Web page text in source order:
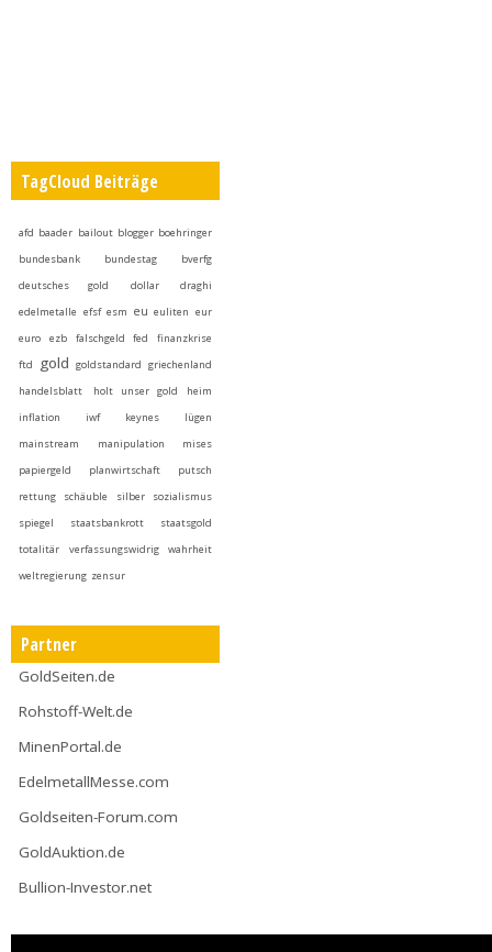
TagCloud Beiträge
afd baader bailout blogger boehringer
bundesbank
bundestag
bverfg
deutsches gold
dollar
draghi
edelmetalle efsf esm eu euliten eur
euro
ezb falschgeld fed
finanzkrise
ftd
gold goldstandard griechenland
handelsblatt
holt unser gold heim
inflation
iwf keynes
lügen
mainstream
manipulation
mises
papiergeld
planwirtschaft
putsch
rettung
schäuble silber
sozialismus
spiegel
staatsbankrott
staatsgold
totalitär
verfassungswidrig
wahrheit
weltregierung zensur
Partner
GoldSeiten.de
Rohstoff-Welt.de
MinenPortal.de
EdelmetallMesse.com
Goldseiten-Forum.com
GoldAuktion.de
Bullion-Investor.net